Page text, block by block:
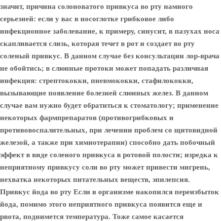
значит, причина солоноватого привкуса во рту намного
серьезней: если у вас в носоглотке грибковое либо
инфекционное заболевание, к примеру, синусит, в пазухах носа
скапливается слизь, которая течет в рот и создает во рту
соленый привкус. В данном случае без консультации лор-врача
не обойтись; в слюнные протоки может попадать различная
инфекция: стрептококки, пневмококки, стафилококки,
вызывающие появление болезней слюнных желез. В данном
случае вам нужно будет обратиться к стоматологу; применение
некоторых фармпрепаратов (противогрибковых и
противовоспалительных, при лечении проблем со щитовидной
железой, а также при химиотерапии) способно дать побочный
эффект в виде соленого привкуса в ротовой полости; изредка к
неприятному привкусу соли во рту может привести мигрень,
нехватка некоторых питательных веществ, эпилепсия.
Привкус йода во рту Если в организме накопился переизбыток
йода, помимо этого неприятного привкуса появится еще и
рвота, поднимется температура. Тоже самое касается